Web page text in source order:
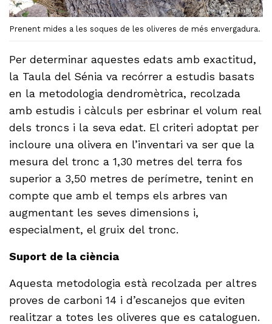
Prenent mides a les soques de les oliveres de més envergadura.
Per determinar aquestes edats amb exactitud,
la Taula del Sénia va recórrer a estudis basats
en la metodologia dendromètrica, recolzada
amb estudis i càlculs per esbrinar el volum real
dels troncs i la seva edat. El criteri adoptat per
incloure una olivera en l’inventari va ser que la
mesura del tronc a 1,30 metres del terra fos
superior a 3,50 metres de perímetre, tenint en
compte que amb el temps els arbres van
augmentant les seves dimensions i,
especialment, el gruix del tronc.
Suport de la ciència
Aquesta metodologia està recolzada per altres
proves de carboni 14 i d’escanejos que eviten
realitzar a totes les oliveres que es cataloguen.